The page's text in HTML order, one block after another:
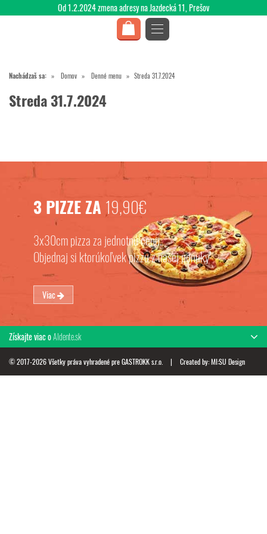
Nachádzaš sa: Domov Denné menu Streda 31.7.2024
Streda 31.7.2024
3 PIZZE ZA 19,90€
3x30cm pizza za jednotnú cenu.
Objednaj si ktorúkoľvek pizzu z našej ponuky
Viac
Získajte viac oAldente.sk
© 2017-2026 Všetky práva vyhradené pre GASTROKK s.r.o. | Created by:MI:SU Design
Od 1.2.2024 zmena adresy na Jazdecká 11, Prešov